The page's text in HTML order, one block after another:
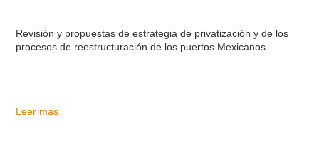
Revisión y propuestas de estrategia de privatización y de los
procesos de reestructuración de los puertos Mexicanos.
Leer más